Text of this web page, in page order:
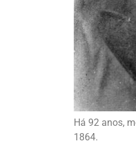
Há 92 anos,
1864.